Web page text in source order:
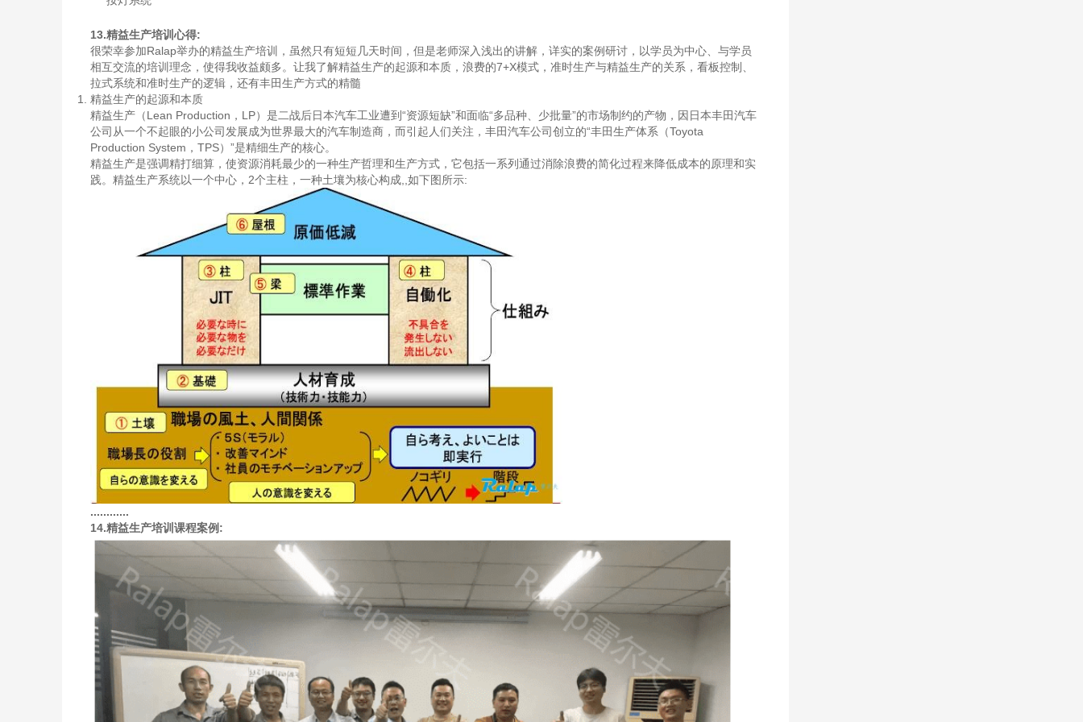
13.精益生产培训心得:
很荣幸参加Ralap举办的精益生产培训，虽然只有短短几天时间，但是老师深入浅出的讲解，详实的案例研讨，以学员为中心、与学员
相互交流的培训理念，使得我收益颇多。让我了解精益生产的起源和本质，浪费的7+X模式，准时生产与精益生产的关系，看板控制、
拉式系统和准时生产的逻辑，还有丰田生产方式的精髓
精益生产的起源和本质
精益生产（Lean Production，LP）是二战后日本汽车工业遭到“资源短缺”和面临“多品种、少批量”的市场制约的产物，因日本丰田汽车
公司从一个不起眼的小公司发展成为世界最大的汽车制造商，而引起人们关注，丰田汽车公司创立的“丰田生产体系（Toyota
Production System，TPS）”是精细生产的核心。
精益生产是强调精打细算，使资源消耗最少的一种生产哲理和生产方式，它包括一系列通过消除浪费的简化过程来降低成本的原理和实
践。精益生产系统以一个中心，2个主柱，一种土壤为核心构成,,如下图所示:
............
14.精益生产培训课程案例: